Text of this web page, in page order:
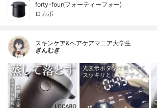
forty-four(フォーティーフォー)
ロカボ
スキンケア&ヘアケアマニア大学生
ぎんむぎ